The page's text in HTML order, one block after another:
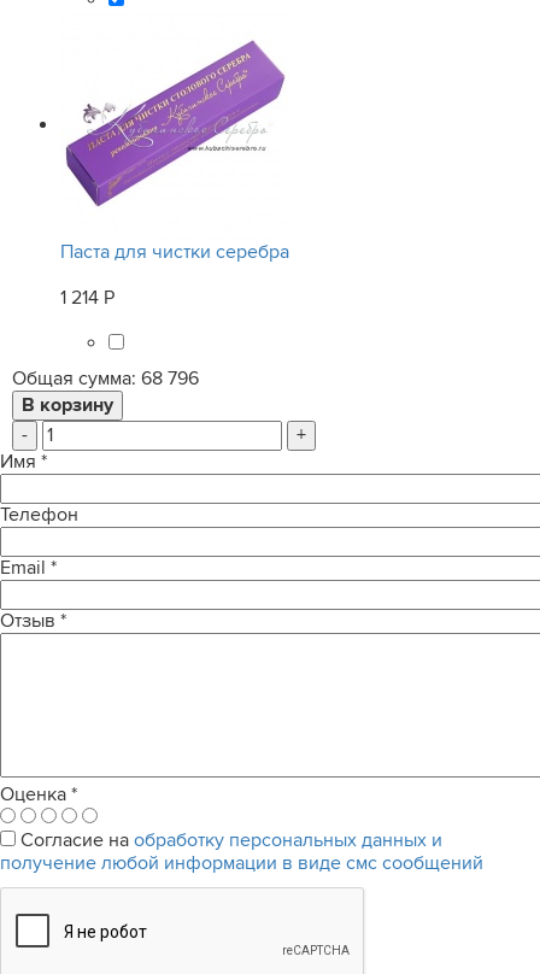
Паста для чистки серебра
1 214 Р
Общая сумма: 68 796
-
+
Имя *
Телефон
Email *
Отзыв *
Оценка *
Согласие на обработку персональных данных и
получение любой информации в виде смс сообщений